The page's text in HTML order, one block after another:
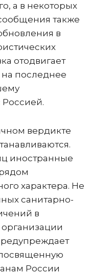
а в некоторых
также
в
отодвигает
последнее
вердикте
иностранные
характера. Не
санитарно-
в
России